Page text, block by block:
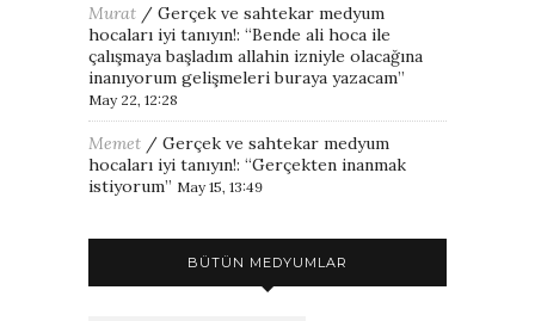
Murat / Gerçek ve sahtekar medyum
hocaları iyi tanıyın!: “Bende ali hoca ile
çalışmaya başladım allahin izniyle olacağına
inanıyorum gelişmeleri buraya yazacam”
May 22, 12:28
Memet / Gerçek ve sahtekar medyum
hocaları iyi tanıyın!: “Gerçekten inanmak
istiyorum” May 15, 13:49
BÜTÜN MEDYUMLAR